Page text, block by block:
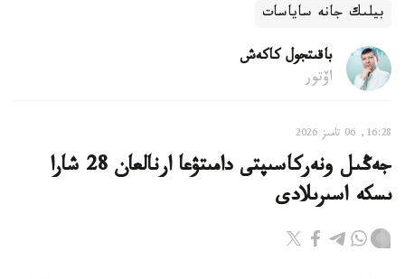
بيلىك جانە ساياسات
باقىتجول كاكەش
اۆتور
16:28, 06 تامىز 2026
جەڭىل ونەركاسىپتى دامىتۋعا ارنالعان 28 شارا
ىسكە اسىرىلادى